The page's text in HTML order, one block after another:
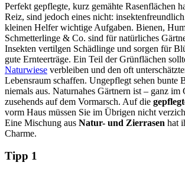
Perfekt gepflegte, kurz gemähte Rasenflächen
Reiz, sind jedoch eines nicht:
kleinen Helfer wichtige Aufgaben. Bienen,
Schmetterlinge & Co. sind für natürliches
Insekten vertilgen Schädlinge und sorgen für
gute Ernteerträge. Ein Teil der Grünflächen
Naturwiese verbleiben und den oft
Lebensraum schaffen. Ungepflegt sehen bunte
niemals aus. Naturnahes Gärtnern ist – ganz im
zusehends auf dem Vormarsch. Auf die
vorm Haus müssen Sie im Übrigen nicht
Eine Mischung aus Natur- und Zierrasen hat
Charme.
Tipp 1